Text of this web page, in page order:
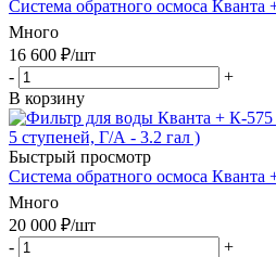
Система обратного осмоса Кванта
Много
16 600 ₽/шт
-
+
В корзину
Быстрый просмотр
Система обратного осмоса Кванта
Много
20 000 ₽/шт
-
+